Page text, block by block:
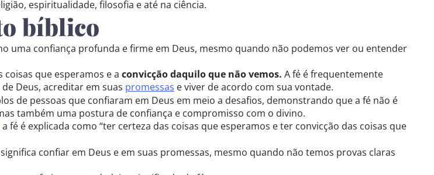
espiritualidade, filosofia e até na ciência.
bíblico
uma confiança profunda e firme em Deus, mesmo quando não podemos ver ou entender
coisas que esperamos e a convicção daquilo que não vemos. A fé é frequentemente
Deus, acreditar em suas promessas e viver de acordo com sua vontade.
de pessoas que confiaram em Deus em meio a desafios, demonstrando que a fé não é
também uma postura de confiança e compromisso com o divino.
a fé é explicada como “ter certeza das coisas que esperamos e ter convicção das coisas que
confiar em Deus e em suas promessas, mesmo quando não temos provas claras